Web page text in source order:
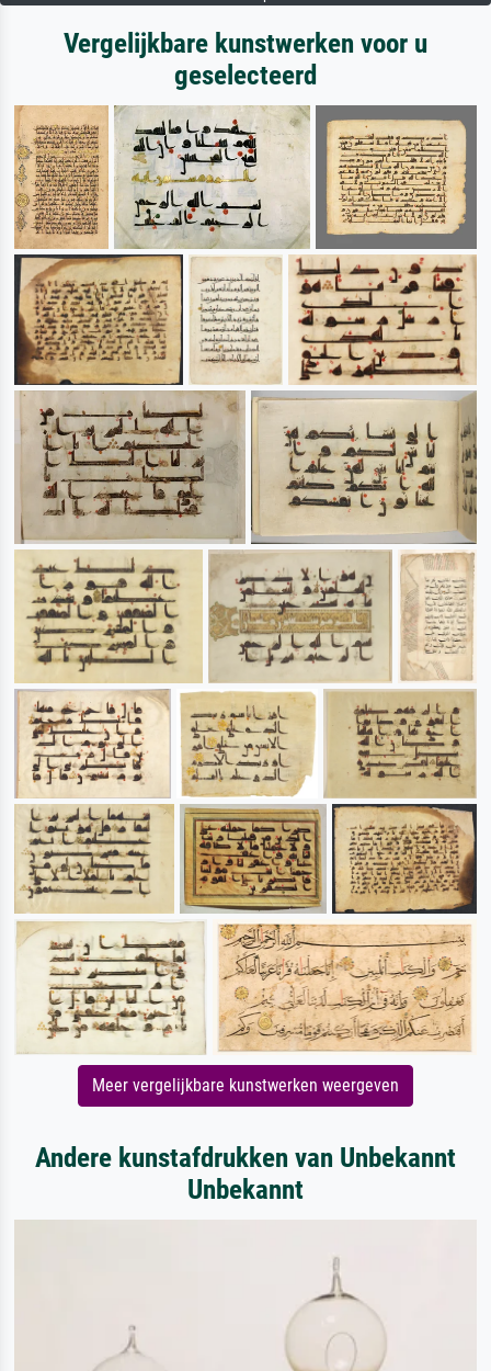
Vergelijkbare kunstwerken voor u
geselecteerd
Meer vergelijkbare kunstwerken weergeven
Andere kunstafdrukken van Unbekannt
Unbekannt